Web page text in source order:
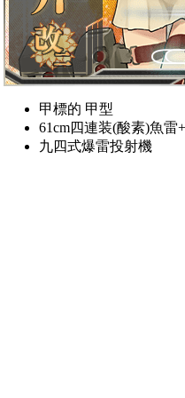
甲標的 甲型
61cm四連装(酸素)魚雷
九四式爆雷投射機